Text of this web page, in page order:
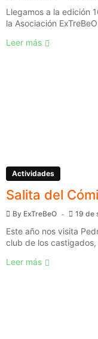
Llegamos a la edición
la Asociación
Leer más
Actividades
Salita del
By ExTreBeO 19 de
Este año nos visita
club de los
Leer más